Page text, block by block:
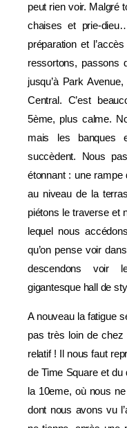
peut rien voir. Malgré
chaises et prie-
préparation et
ressortons, passons
jusqu’à Park
Central. C’est
5ème, plus calme.
mais les banques
succèdent. Nous
étonnant : une rampe
au niveau de la
piétons le traverse et
lequel nous
qu’on pense voir
descendons voir
gigantesque hall de
A nouveau la fatigue
pas très loin de
relatif ! Il nous faut
de Time Square et du
la 10eme, où nous
dont nous avons vu